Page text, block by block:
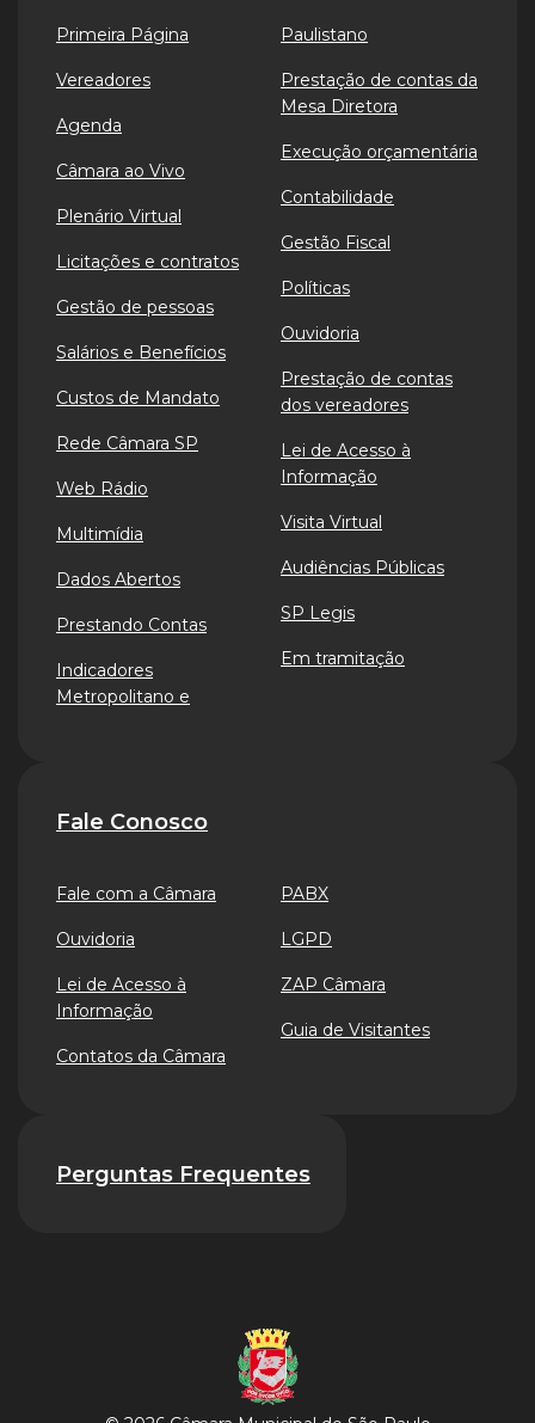
Primeira Página
Vereadores
Agenda
Câmara ao Vivo
Plenário Virtual
Licitações e contratos
Gestão de pessoas
Salários e Benefícios
Custos de Mandato
Rede Câmara SP
Web Rádio
Multimídia
Dados Abertos
Prestando Contas
Indicadores
Metropolitano e
Paulistano
Prestação de contas da
Mesa Diretora
Execução orçamentária
Contabilidade
Gestão Fiscal
Políticas
Ouvidoria
Prestação de contas
dos vereadores
Lei de Acesso à
Informação
Visita Virtual
Audiências Públicas
SP Legis
Em tramitação
Fale Conosco
Fale com a Câmara
Ouvidoria
Lei de Acesso à
Informação
Contatos da Câmara
PABX
LGPD
ZAP Câmara
Guia de Visitantes
Perguntas Frequentes